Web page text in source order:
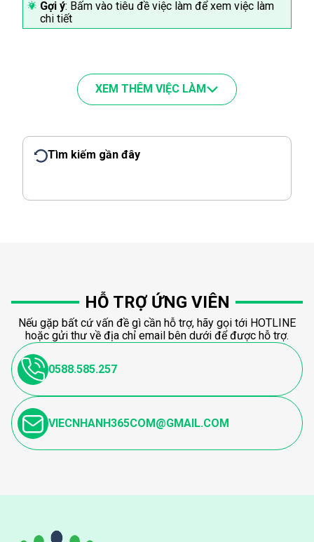
Gợi ý: Bấm vào tiêu đề việc làm để xem việc làm
chi tiết
XEM THÊM VIỆC LÀM
Tìm kiếm gần đây
HỖ TRỢ ỨNG VIÊN
Nếu gặp bất cứ vấn đề gì cần hỗ trợ, hãy gọi tới HOTLINE
hoặc gửi thư về địa chỉ email bên dưới để được hỗ trợ.
0588.585.257
VIECNHANH365COM@GMAIL.COM